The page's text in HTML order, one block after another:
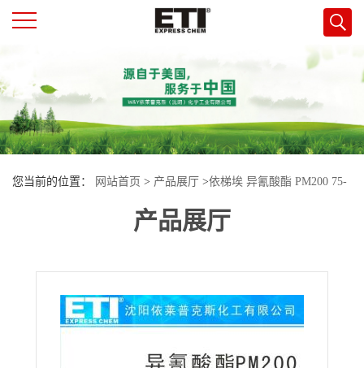
司
首
页
您当前的位置： 网站首页 > 产品展厅 >依梯埃 异氰酸酯 PM200 75-
产品展厅